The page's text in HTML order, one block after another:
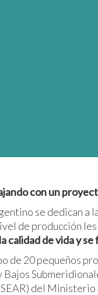
con un
se dedican a
de producción
calidad de vida y
de 20 pequeños
del